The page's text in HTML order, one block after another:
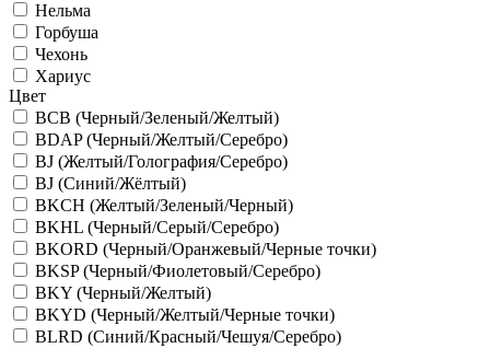
Нельма
Горбуша
Чехонь
Хариус
Цвет
BCB (Черный/Зеленый/Желтый)
BDAP (Черный/Желтый/Серебро)
BJ (Желтый/Голография/Серебро)
BJ (Синий/Жёлтый)
BKCH (Желтый/Зеленый/Черный)
BKHL (Черный/Серый/Серебро)
BKORD (Черный/Оранжевый/Черные точки)
BKSP (Черный/Фиолетовый/Серебро)
BKY (Черный/Желтый)
BKYD (Черный/Желтый/Черные точки)
BLRD (Синий/Красный/Чешуя/Серебро)